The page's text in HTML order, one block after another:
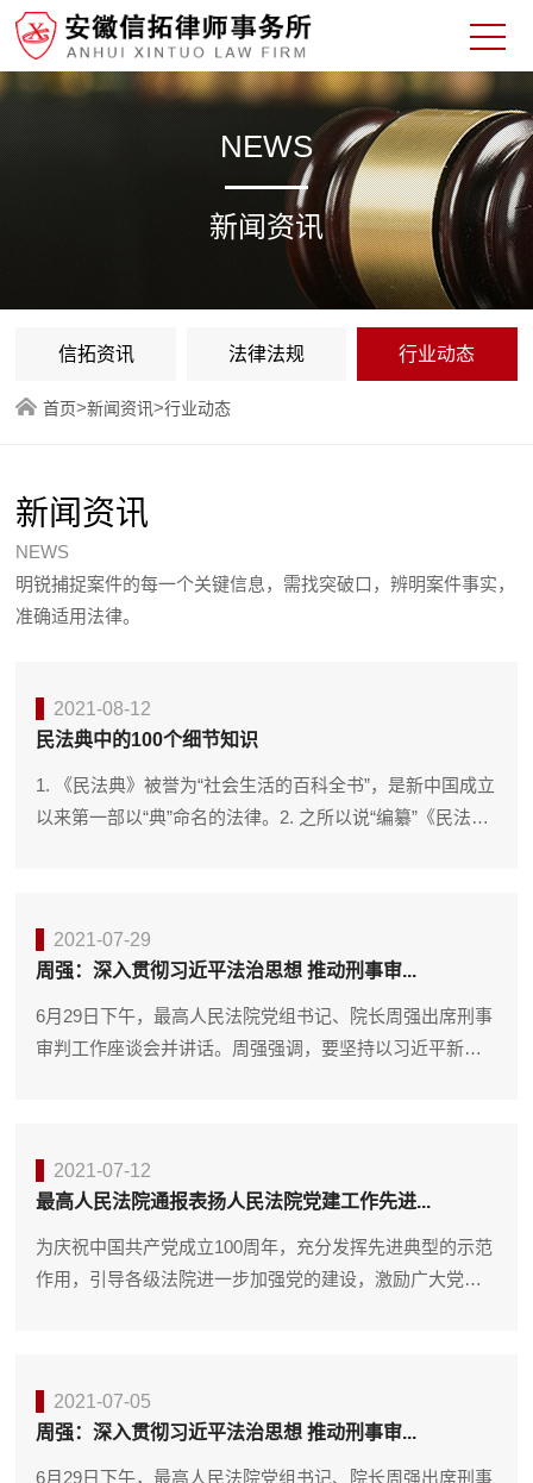
NEWS
新闻资讯
信拓资讯 法律法规 行业动态
首页>新闻资讯>行业动态
新闻资讯
NEWS
明锐捕捉案件的每一个关键信息，需找突破口，辨明案件事实，
准确适用法律。
2021-08-12
民法典中的100个细节知识
1. 《民法典》被誉为“社会生活的百科全书”，是新中国成立
以来第一部以“典”命名的法律。2. 之所以说“编纂”《民法
2021-07-29
周强：深入贯彻习近平法治思想 推动刑事审...
6月29日下午，最高人民法院党组书记、院长周强出席刑事
审判工作座谈会并讲话。周强强调，要坚持以习近平新时
2021-07-12
最高人民法院通报表扬人民法院党建工作先进...
为庆祝中国共产党成立100周年，充分发挥先进典型的示范
作用，引导各级法院进一步加强党的建设，激励广大党员
2021-07-05
周强：深入贯彻习近平法治思想 推动刑事审...
6月29日下午，最高人民法院党组书记、院长周强出席刑事